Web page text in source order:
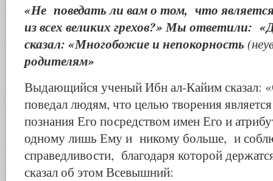
«Не поведать ли вам о том, что
из всех великих грехов?» Мы ответили:
сказал: «Многобожие и непокорность
родителям»
Выдающийся ученый Ибн ал-Кайим сказал:
поведал людям, что целью творения
познания Его посредством имен Его и
одному лишь Ему и никому больше, и
справедливости, благодаря которой
сказал об этом Всевышний: